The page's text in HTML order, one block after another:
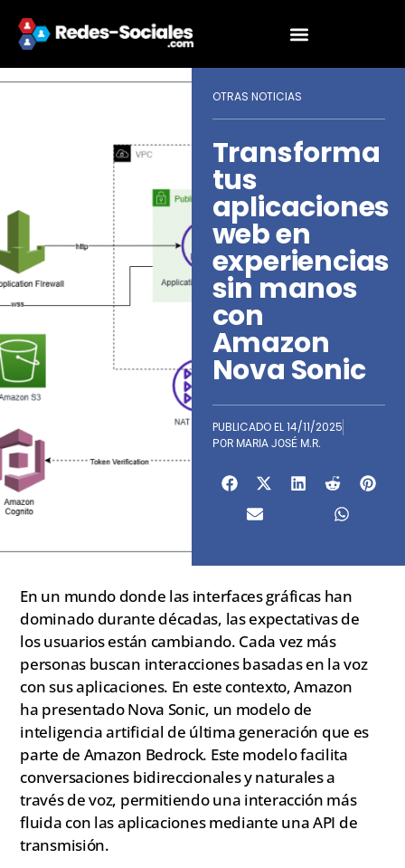
OTRAS NOTICIAS
Transforma
tus
aplicaciones
web en
experiencias
sin manos
con
Amazon
Nova Sonic
PUBLICADO EL14/11/2025
POR MARIA JOSÉ M.R.
En un mundo donde las interfaces gráficas han
dominado durante décadas, las expectativas de
los usuarios están cambiando. Cada vez más
personas buscan interacciones basadas en la voz
con sus aplicaciones. En este contexto, Amazon
ha presentado Nova Sonic, un modelo de
inteligencia artificial de última generación que es
parte de Amazon Bedrock. Este modelo facilita
conversaciones bidireccionales y naturales a
través de voz, permitiendo una interacción más
fluida con las aplicaciones mediante una API de
transmisión.